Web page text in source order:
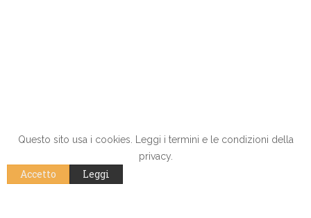
Questo sito usa i cookies. Leggi i termini e le condizioni della
privacy.
Accetto Leggi